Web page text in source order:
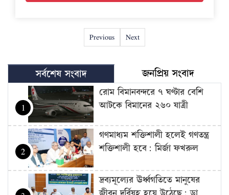
Previous Next
সর্বশেষ সংবাদ জনপ্রিয় সংবাদ
1
রোম বিমানবন্দরে ৭ ঘণ্টার বেশি
আটকে বিমানের ২৬০ যাত্রী
2
গণমাধ্যম শক্তিশালী হলেই গণতন্ত্র
শক্তিশালী হবে: মির্জা ফখরুল
দ্রব্যমূল্যের ঊর্ধ্বগতিতে মানুষের